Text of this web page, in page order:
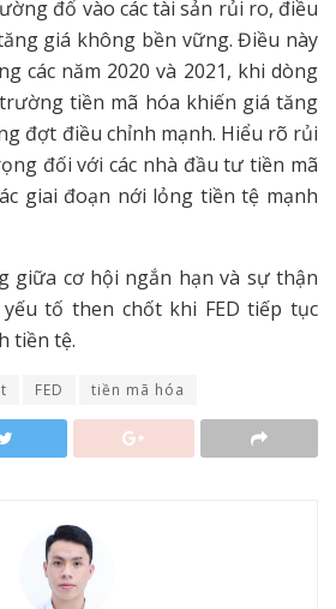
đổ vào các tài sản rủi ro, điều
giá không bền vững. Điều này
các năm 2020 và 2021, khi dòng
tiền mã hóa khiến giá tăng
đợt điều chỉnh mạnh. Hiểu rõ rủi
đối với các nhà đầu tư tiền mã
giai đoạn nới lỏng tiền tệ mạnh
giữa cơ hội ngắn hạn và sự thận
tố then chốt khi FED tiếp tục
tiền tệ.
FED tiền mã hóa